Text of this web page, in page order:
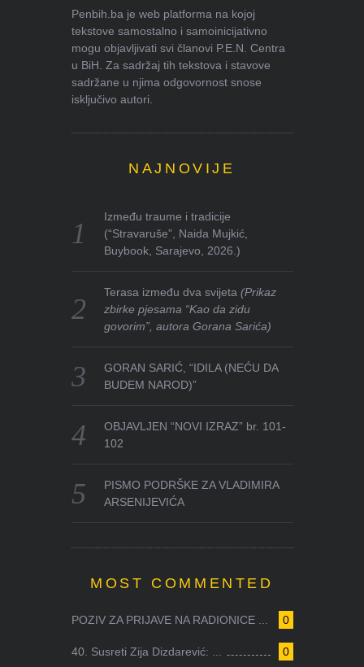
Penbih.ba je web platforma na kojoj
tekstove samostalno i samoinicijativno
mogu objavljivati svi članovi P.E.N. Centra
u BiH. Za sadržaj tih tekstova i stavove
sadržane u njima odgovornost snose
isključivo autori.
NAJNOVIJE
Između traume i tradicije
(“Stravaruše”, Naida Mujkić,
Buybook, Sarajevo, 2026.)
Terasa između dva svijeta(Prikaz
zbirke pjesama “Kao da zidu
govorim”, autora Gorana Sarića)
GORAN SARIĆ, “IDILA (NEĆU DA
BUDEM NAROD)”
OBJAVLJEN “NOVI IZRAZ” br. 101-
102
PISMO PODRŠKE ZA VLADIMIRA
ARSENIJEVIĆA
MOST COMMENTED
0
POZIV ZA PRIJAVE NA RADIONICE ...
0
40. Susreti Zija Dizdarević: ...